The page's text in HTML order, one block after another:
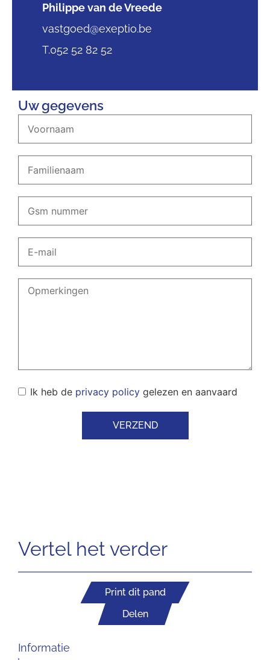
Philippe van de Vreede
vastgoed@exeptio.be
T.052 52 82 52
Uw gegevens
Ik heb de privacy policy gelezen en aanvaard
VERZEND
Vertel het verder
Print dit pand
Delen
Informatie